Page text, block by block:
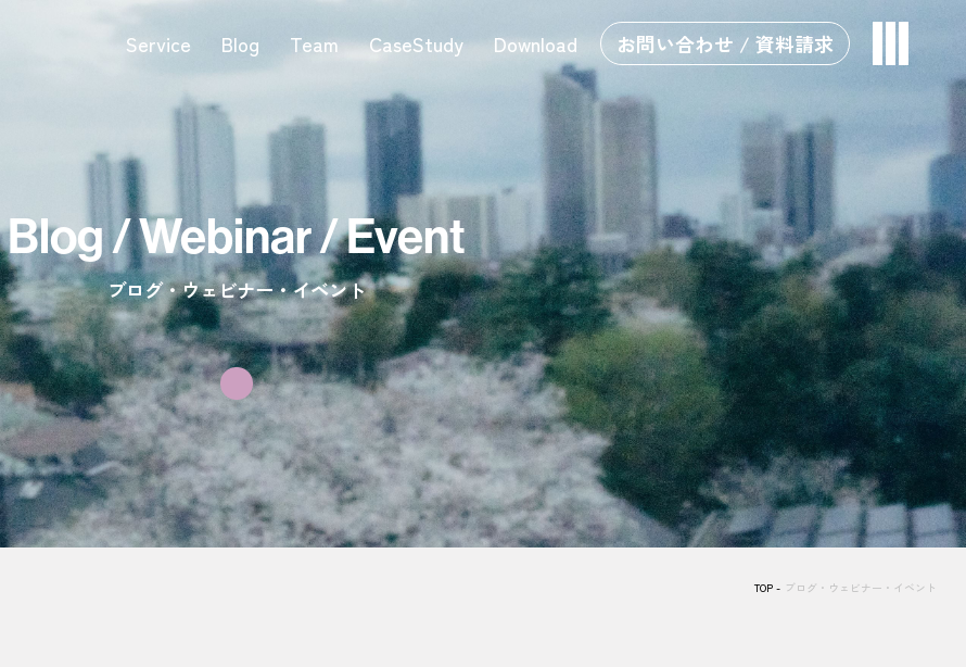
Service Blog Team CaseStudy Download お問い合わせ / 資料請求
Blog / Webinar / Event
ブログ・ウェビナー・イベント
TOP ブログ・ウェビナー・イベント